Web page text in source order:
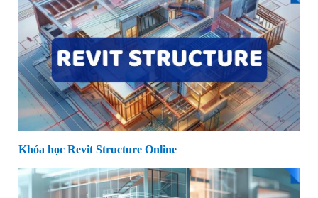
Khóa học Revit Structure Online